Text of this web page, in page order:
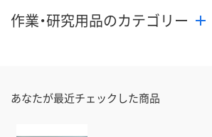
作業・研究用品のカテゴリー
あなたが最近チェックした商品